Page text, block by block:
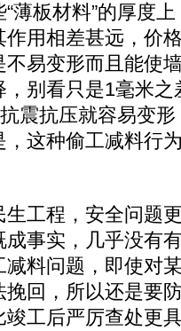
薄板材料”的厚度
用相差甚远，价
易变形而且能使
别看只是1毫米
震抗压就容易变
这种偷工减料行
工程，安全问题
事实，几乎没有
料问题，即使对
回，所以还是要
工后严厉查处更